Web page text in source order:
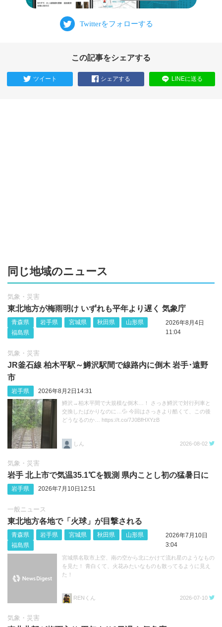
この記事をシェアする
ツイート シェアする LINEに送る
同じ地域のニュース
気象・災害
東北地方が梅雨明け いずれも平年より遅く 気象庁
青森県 岩手県 宮城県 秋田県
山形県
福島県
2026年8月4日
11:04
気象・災害
JR釜石線 柏木平駅～鱒沢駅間で線路内に倒木 岩手･遠野
市
岩手県 2026年8月2日14:31
鱒沢→柏木平間で大規模な倒木…！ さっき鱒沢で対行列車と
交換したばかりなのに…💦 今回はさっきより酷くて、この後
どうなるのか… https://t.co/7J0BfHXYzB
しん 2026-08-02
気象・災害
岩手 北上市で気温35.1℃を観測 県内ことし初の猛暑日に
岩手県 2026年7月10日12:51
一般ニュース
東北地方各地で「火球」が目撃される
青森県 岩手県 宮城県 秋田県
山形県
福島県
2026年7月10日
3:04
宮城県名取市上空、南の空から北にかけて流れ星のようなもの
を見た！ 青白くて、火花みたいなものも散ってるように見え
た！
RENくん 2026-07-10
気象・災害